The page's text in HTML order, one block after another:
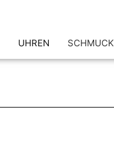
UHREN SCHMUCK